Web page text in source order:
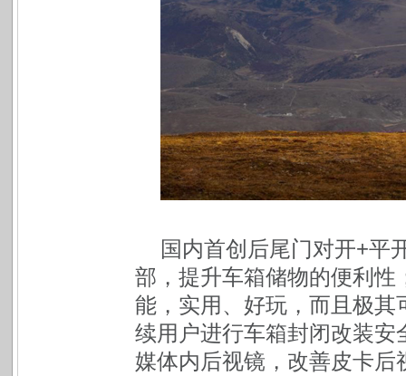
国内首创后尾门对开+平
部，提升车箱储物的便利
能，实用、好玩，而且极
续用户进行车箱封闭改装
媒体内后视镜，改善皮卡